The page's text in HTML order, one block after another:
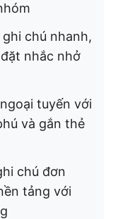
chú nhanh,
nhắc nhở
tuyến với
và gắn thẻ
chú đơn
tảng với